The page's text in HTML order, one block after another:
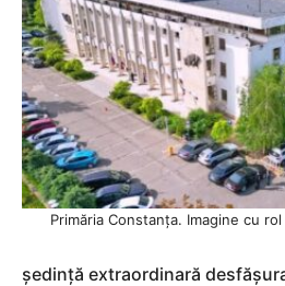
Primăria Constanța. Imagine cu
ședință extraordinară